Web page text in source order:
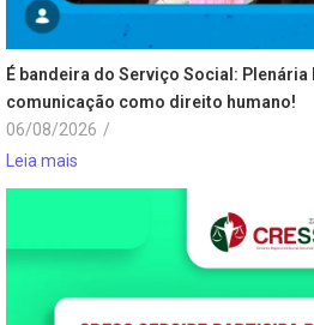
É bandeira do Serviço Social: Plenária
comunicação como direito humano!
06/08/2026 /
Leia mais